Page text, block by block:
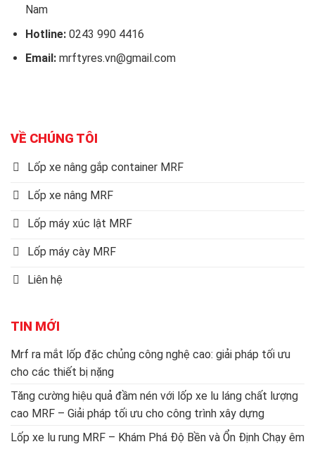
Nam
Hotline: 0243 990 4416
Email: mrftyres.vn@gmail.com
VỀ CHÚNG TÔI
Lốp xe nâng gắp container MRF
Lốp xe nâng MRF
Lốp máy xúc lật MRF
Lốp máy cày MRF
Liên hệ
TIN MỚI
Mrf ra mắt lốp đặc chủng công nghệ cao: giải pháp tối ưu
cho các thiết bị nặng
Tăng cường hiệu quả đầm nén với lốp xe lu láng chất lượng
cao MRF – Giải pháp tối ưu cho công trình xây dựng
Lốp xe lu rung MRF – Khám Phá Độ Bền và Ổn Định Chạy êm